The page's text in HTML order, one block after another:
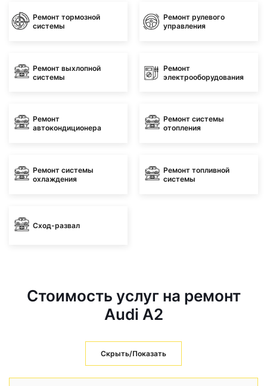
Ремонт тормозной
системы
Ремонт рулевого
управления
Ремонт выхлопной
системы
Ремонт
электрооборудования
Ремонт
автокондиционера
Ремонт системы
отопления
Ремонт системы
охлаждения
Ремонт топливной
системы
Сход-развал
Стоимость услуг на ремонт
Audi A2
Скрыть/Показать